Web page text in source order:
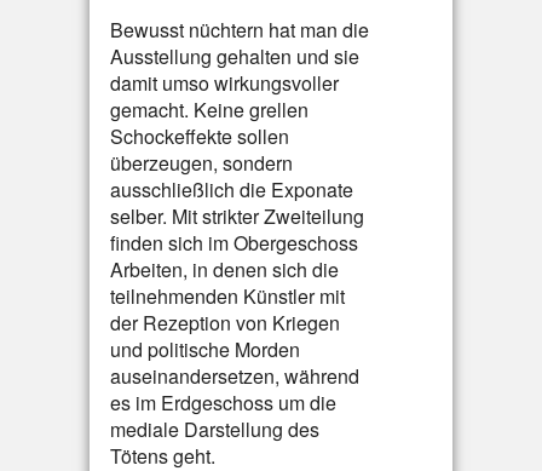
Bewusst nüchtern hat man die
Ausstellung gehalten und sie
damit umso wirkungsvoller
gemacht. Keine grellen
Schockeffekte sollen
überzeugen, sondern
ausschließlich die Exponate
selber. Mit strikter Zweiteilung
finden sich im Obergeschoss
Arbeiten, in denen sich die
teilnehmenden Künstler mit
der Rezeption von Kriegen
und politische Morden
auseinandersetzen, während
es im Erdgeschoss um die
mediale Darstellung des
Tötens geht.